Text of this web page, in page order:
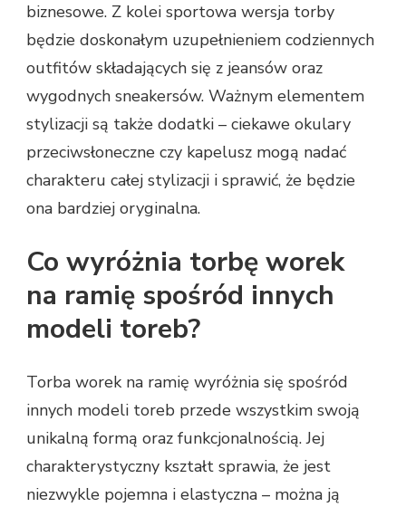
biznesowe. Z kolei sportowa wersja torby
będzie doskonałym uzupełnieniem codziennych
outfitów składających się z jeansów oraz
wygodnych sneakersów. Ważnym elementem
stylizacji są także dodatki – ciekawe okulary
przeciwsłoneczne czy kapelusz mogą nadać
charakteru całej stylizacji i sprawić, że będzie
ona bardziej oryginalna.
Co wyróżnia torbę worek
na ramię spośród innych
modeli toreb?
Torba worek na ramię wyróżnia się spośród
innych modeli toreb przede wszystkim swoją
unikalną formą oraz funkcjonalnością. Jej
charakterystyczny kształt sprawia, że jest
niezwykle pojemna i elastyczna – można ją